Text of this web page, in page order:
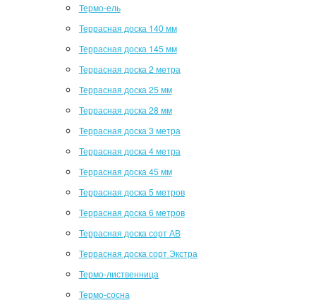
Термо-ель
Террасная доска 140 мм
Террасная доска 145 мм
Террасная доска 2 метра
Террасная доска 25 мм
Террасная доска 28 мм
Террасная доска 3 метра
Террасная доска 4 метра
Террасная доска 45 мм
Террасная доска 5 метров
Террасная доска 6 метров
Террасная доска сорт АВ
Террасная доска сорт Экстра
Термо-лиственница
Термо-сосна